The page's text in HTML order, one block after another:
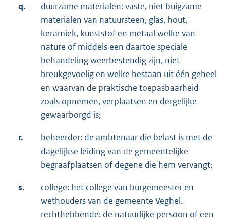
q.
duurzame materialen: vaste, niet buigzame
materialen van natuursteen, glas, hout,
keramiek, kunststof en metaal welke van
nature of middels een daartoe speciale
behandeling weerbestendig zijn, niet
breukgevoelig en welke bestaan uit één geheel
en waarvan de praktische toepasbaarheid
zoals opnemen, verplaatsen en dergelijke
gewaarborgd is;
r.
beheerder: de ambtenaar die belast is met de
dagelijkse leiding van de gemeentelijke
begraafplaatsen of degene die hem vervangt;
s.
college: het college van burgemeester en
wethouders van de gemeente Veghel.
rechthebbende: de natuurlijke persoon of een